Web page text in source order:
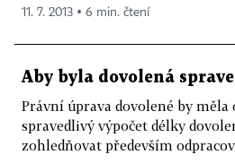
11. 7. 2013 ▪ 6 min. čtení
Aby byla dovolená
Právní úprava dovolené by měla
spravedlivý výpočet délky
zohledňovat především